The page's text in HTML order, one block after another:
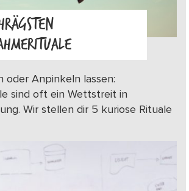
oder Anpinkeln lassen:
sind oft ein Wettstreit in
Wir stellen dir 5 kuriose Rituale